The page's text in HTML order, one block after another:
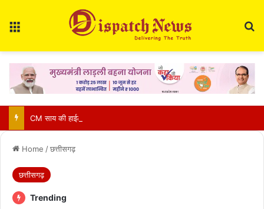
Home /छत्तीसगढ़
छत्तीसगढ़
Trending